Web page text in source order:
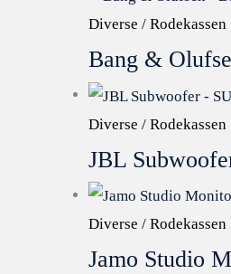
Diverse / Rodekassen
Bang &
Diverse / Rodekassen
JBL
Diverse / Rodekassen
Jamo Studio